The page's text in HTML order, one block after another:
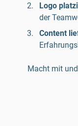
Logo
der
Content
Macht mit